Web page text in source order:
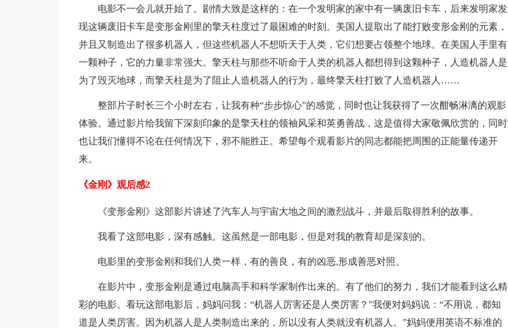
电影不一会儿就开始了。剧情大致是这样的：在一个发明家的家中有一辆废旧卡车，后来发明家发
现这辆废旧卡车是变形金刚里的擎天柱度过了最困难的时刻。美国人提取出了能打败变形金刚的元素，
并且又制造出了很多机器人，但这些机器人不想听天于人类，它们想要占领整个地球。在美国人手里有
一颗种子，它的力量非常强大。擎天柱与那些不听命于人类的机器人都想得到这颗种子，人造机器人是
为了毁灭地球，而擎天柱是为了阻止人造机器人的行为，最终擎天柱打败了人造机器人……
整部片子时长三个小时左右，让我有种“步步惊心”的感觉，同时也让我获得了一次酣畅淋漓的观影
体验。通过影片给我留下深刻印象的是擎天柱的领袖风采和英勇善战，这是值得大家敬佩欣赏的，同时
也让我们懂得不论在任何情况下，邪不能胜正。希望每个观看影片的同志都能把周围的正能量传递开
来。
《金刚》观后感2
《变形金刚》这部影片讲述了汽车人与宇宙大地之间的激烈战斗，并最后取得胜利的故事。
我看了这部电影，深有感触。这虽然是一部电影，但是对我的教育却是深刻的。
电影里的变形金刚和我们人类一样，有的善良，有的凶恶,形成善恶对照。
在影片中，变形金刚是通过电脑高手和科学家制作出来的。有了他们的努力，我们才能看到这么精
彩的电影。看玩这部电影后，妈妈问我：“机器人厉害还是人类厉害？”我便对妈妈说：“不用说，都知
道是人类厉害。因为机器人是人类制造出来的，所以没有人类就没有机器人。”妈妈便用英语不标准的